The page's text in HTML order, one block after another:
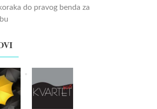
do pravog benda za